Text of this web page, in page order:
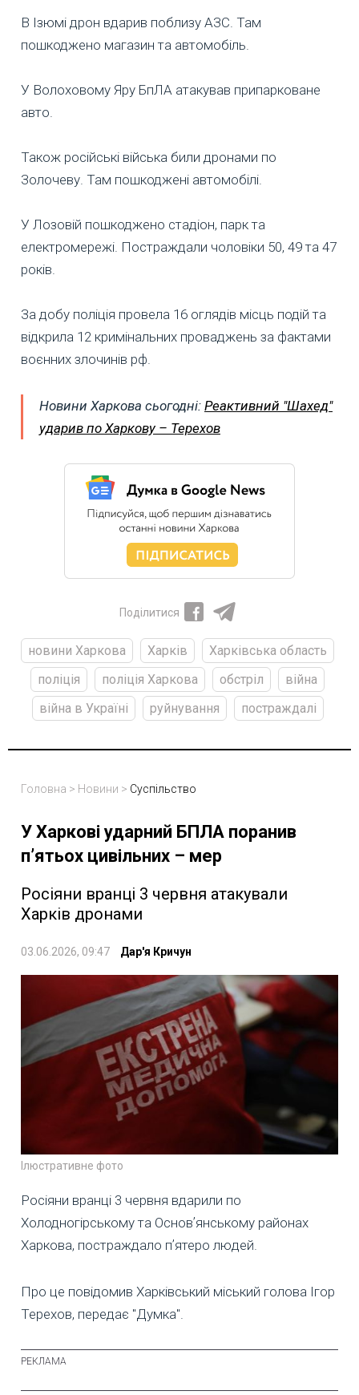
В Ізюмі дрон вдарив поблизу АЗС. Там
пошкоджено магазин та автомобіль.
У Волоховому Яру БпЛА атакував припарковане
авто.
Також російські війська били дронами по
Золочеву. Там пошкоджені автомобілі.
У Лозовій пошкоджено стадіон, парк та
електромережі. Постраждали чоловіки 50, 49 та 47
років.
За добу поліція провела 16 оглядів місць подій та
відкрила 12 кримінальних проваджень за фактами
воєнних злочинів рф.
Новини Харкова сьогодні: Реактивний "Шахед"
ударив по Харкову – Терехов
Поділитися
новини Харкова Харків
Харківська область
поліція
поліція Харкова обстріл
війна
війна в Україні
руйнування постраждалі
Головна > Новини > Суспільство
У Харкові ударний БПЛА поранив
пʼятьох цивільних – мер
Росіяни вранці 3 червня атакували
Харків дронами
03.06.2026, 09:47 Дар'я Кричун
Ілюстративне фото
Росіяни вранці 3 червня вдарили по
Холодногірському та Основʼянському районах
Харкова, постраждало пʼятеро людей.
Про це повідомив Харківський міський голова Ігор
Терехов, передає "Думка".